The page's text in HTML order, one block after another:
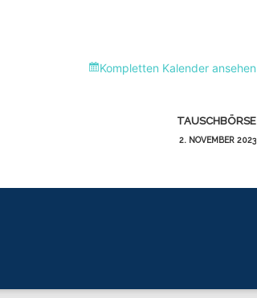
Kompletten Kalender ansehen
TAUSCHBÖRSE
2. NOVEMBER 2023